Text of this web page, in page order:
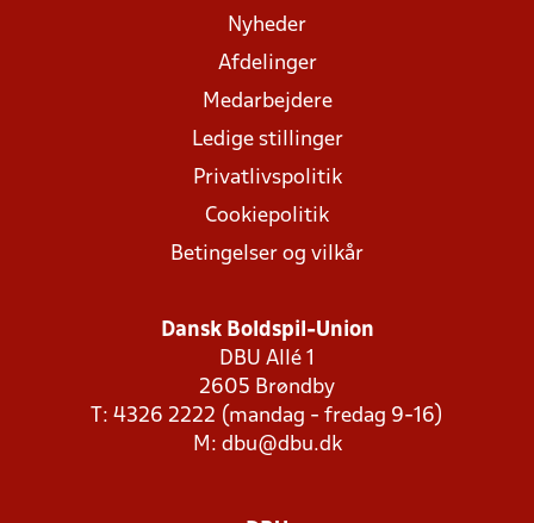
Nyheder
Afdelinger
Medarbejdere
Ledige stillinger
Privatlivspolitik
Cookiepolitik
Betingelser og vilkår
Dansk Boldspil-Union
DBU Allé 1
2605 Brøndby
T: 4326 2222 (mandag - fredag 9-16)
M: dbu@dbu.dk